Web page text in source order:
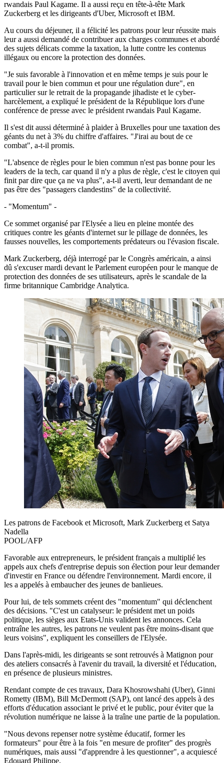
rwandais Paul Kagame. Il a aussi reçu en tête-à-tête Mark
Zuckerberg et les dirigeants d'Uber, Microsoft et IBM.
Au cours du déjeuner, il a félicité les patrons pour leur réussite mais
leur a aussi demandé de contribuer aux charges communes et abordé
des sujets délicats comme la taxation, la lutte contre les contenus
illégaux ou encore la protection des données.
"Je suis favorable à l'innovation et en même temps je suis pour le
travail pour le bien commun et pour une régulation dure", en
particulier sur le retrait de la propagande jihadiste et le cyber-
harcèlement, a expliqué le président de la République lors d'une
conférence de presse avec le président rwandais Paul Kagame.
Il s'est dit aussi déterminé à plaider à Bruxelles pour une taxation des
géants du net à 3% du chiffre d'affaires. "J'irai au bout de ce
combat", a-t-il promis.
"L'absence de règles pour le bien commun n'est pas bonne pour les
leaders de la tech, car quand il n'y a plus de règle, c'est le citoyen qui
finit par dire que ça ne va plus", a-t-il averti, leur demandant de ne
pas être des "passagers clandestins" de la collectivité.
- "Momentum" -
Ce sommet organisé par l'Elysée a lieu en pleine montée des
critiques contre les géants d'internet sur le pillage de données, les
fausses nouvelles, les comportements prédateurs ou l'évasion fiscale.
Mark Zuckerberg, déjà interrogé par le Congrès américain, a ainsi
dû s'excuser mardi devant le Parlement européen pour le manque de
protection des données de ses utilisateurs, après le scandale de la
firme britannique Cambridge Analytica.
Les patrons de Facebook et Microsoft, Mark Zuckerberg et Satya
Nadella
POOL/AFP
Favorable aux entrepreneurs, le président français a multiplié les
appels aux chefs d'entreprise depuis son élection pour leur demander
d'investir en France ou défendre l'environnement. Mardi encore, il
les a appelés à embaucher des jeunes de banlieues.
Pour lui, de tels sommets créent des "momentum" qui déclenchent
des décisions. "C'est un catalyseur: le président met un poids
politique, les sièges aux Etats-Unis valident les annonces. Cela
entraîne les autres, les patrons ne veulent pas être moins-disant que
leurs voisins", expliquent les conseillers de l'Elysée.
Dans l'après-midi, les dirigeants se sont retrouvés à Matignon pour
des ateliers consacrés à l'avenir du travail, la diversité et l'éducation,
en présence de plusieurs ministres.
Rendant compte de ces travaux, Dara Khosrowshahi (Uber), Ginni
Rometty (IBM), Bill McDermott (SAP), ont lancé des appels à des
efforts d'éducation associant le privé et le public, pour éviter que la
révolution numérique ne laisse à la traîne une partie de la population.
"Nous devons repenser notre système éducatif, former les
formateurs" pour être à la fois "en mesure de profiter" des progrès
numériques, mais aussi "d'apprendre à les questionner", a acquiescé
Edouard Philippe.